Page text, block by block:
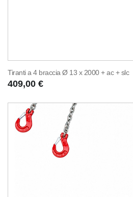
Tiranti a 4 braccia Ø 13 x 2000 + ac + slc
409,00 €